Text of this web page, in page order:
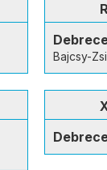
Bajcsy-